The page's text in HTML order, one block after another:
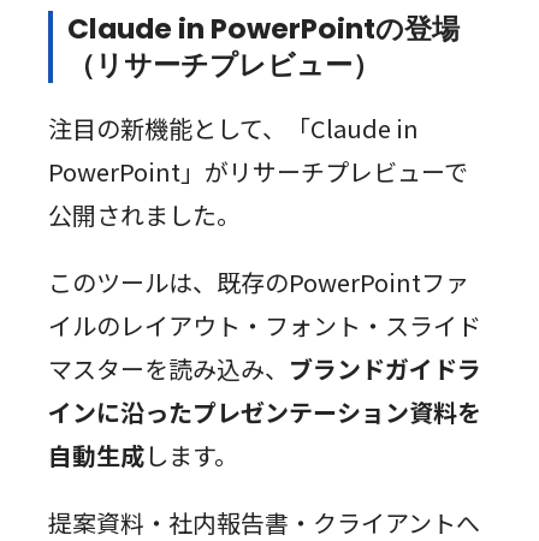
Claude in PowerPointの登場
（リサーチプレビュー）
注目の新機能として、「Claude in
PowerPoint」がリサーチプレビューで
公開されました。
このツールは、既存のPowerPointファ
イルのレイアウト・フォント・スライド
マスターを読み込み、 ブランドガイドラ
インに沿ったプレゼンテーション資料を
自動生成します。
提案資料・社内報告書・クライアントへ